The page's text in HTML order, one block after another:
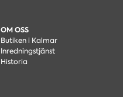
OM OSS
Butiken i Kalmar
Inredningstjänst
Historia